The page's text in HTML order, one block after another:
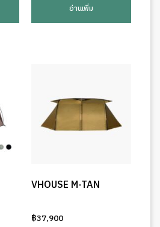
อ่านเพิ่ม
VHOUSE M-TAN
฿37,900